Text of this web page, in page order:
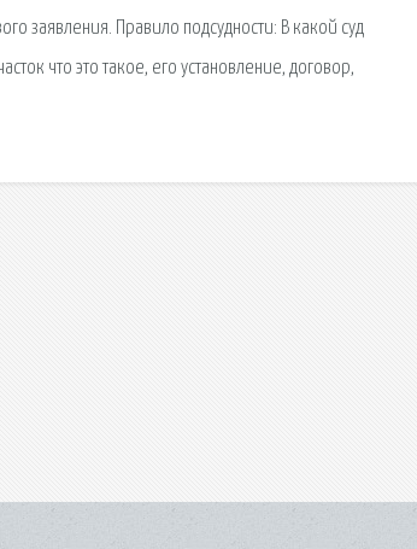
заявления. Правило подсудности: В какой суд
что это такое, его установление, договор,